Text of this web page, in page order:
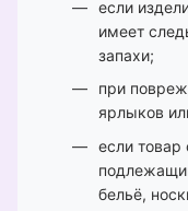
если
имеет
запахи;
при
ярлыков
если товар
бельё,